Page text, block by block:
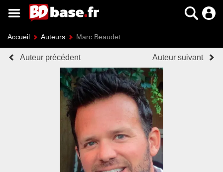
Accueil Auteurs Marc Beaudet
Auteur précédent Auteur suivant